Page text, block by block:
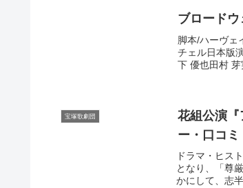
ブロード
脚本/ハーヴェ
チェル日本版
下 優也田村 芽
宝塚歌劇団
花組公演
ー・口コミ
ドラマ・ヒス
となり、「尊
かにして、志